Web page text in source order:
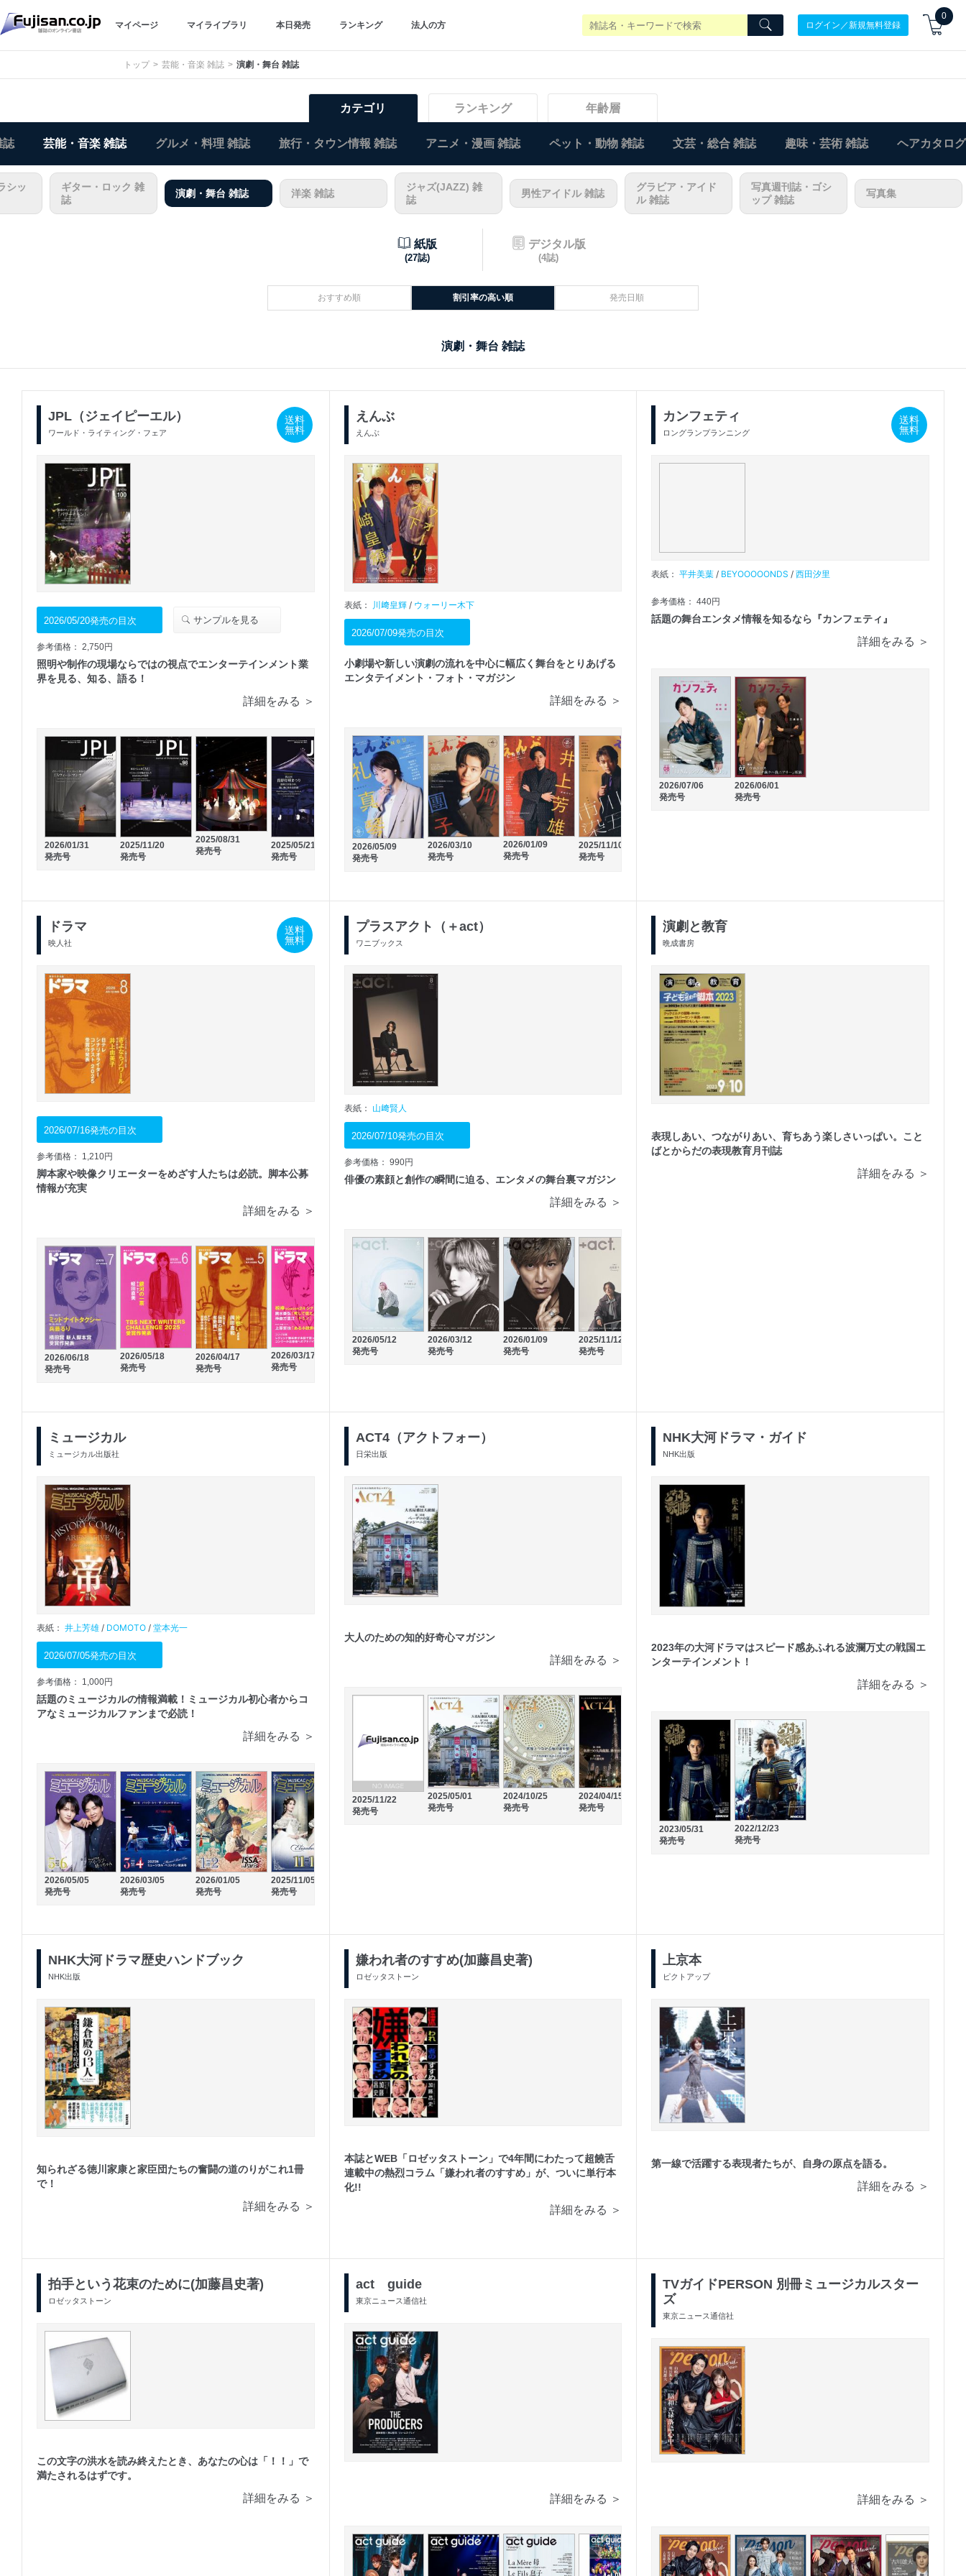
マイページ マイライブラリ 本日発売 ランキング 法人の方 ログイン／新規無料登録
0
トップ 芸能・音楽 雑誌 演劇・舞台 雑誌
カテゴリ ランキング 年齢層
誌 芸能・音楽 雑誌 グルメ・料理 雑誌 旅行・タウン情報 雑誌 アニメ・漫画 雑誌 ペット・動物 雑誌 文芸・総合 雑誌 趣味・芸術 雑誌 ヘアカタロ
シッ
ギター・ロック 雑
誌
演劇・舞台 雑誌 洋楽 雑誌
ジャズ(JAZZ) 雑
誌
男性アイドル 雑誌
グラビア・アイド
ル 雑誌
写真週刊誌・ゴシ
ップ 雑誌
写真集
紙版
(27誌)
デジタル版
(4誌)
おすすめ順 割引率の高い順 発売日順
演劇・舞台 雑誌
JPL（ジェイピーエル）
ワールド・ライティング・フェア
送料
無料
2026/05/20発売の目次 サンプルを見る
参考価格： 2,750円
照明や制作の現場ならではの視点でエンターテインメント業
界を見る、知る、語る！
詳細をみる ＞
2026/01/31
発売号
2025/11/20
発売号
2025/08/31
発売号
2025/05/21
発売号
2025/01/31
発売号
2024/08/31
発売号
えんぶ
えんぶ
表紙： 川﨑皇輝 / ウォーリー木下
2026/07/09発売の目次
小劇場や新しい演劇の流れを中心に幅広く舞台をとりあげる
エンタテイメント・フォト・マガジン
詳細をみる ＞
2026/05/09
発売号
2026/03/10
発売号
2026/01/09
発売号
2025/11/10
発売号
カンフェティ
ロングランプランニング
送料
無料
表紙：平井美葉 / BEYOOOOONDS /西田汐里
参考価格： 440円
話題の舞台エンタメ情報を知るなら『カンフェティ』
詳細をみる ＞
2026/07/06
発売号
2026/06/01
発売号
ドラマ
映人社
送料
無料
2026/07/16発売の目次
参考価格： 1,210円
脚本家や映像クリエーターをめざす人たちは必読。脚本公募
情報が充実
詳細をみる ＞
2026/06/18
発売号
2026/05/18
発売号
2026/04/17
発売号
2026/03/17
発売号
2026/02/17
2026/01/17
プラスアクト（＋act）
ワニブックス
表紙： 山﨑賢人
2026/07/10発売の目次
参考価格： 990円
俳優の素顔と創作の瞬間に迫る、エンタメの舞台裏マガジン
詳細をみる ＞
2026/05/12
発売号
2026/03/12
発売号
2026/01/09
発売号
2025/11/12
発売号
演劇と教育
晩成書房
表現しあい、つながりあい、育ちあう楽しさいっぱい。こと
ばとからだの表現教育月刊誌
詳細をみる ＞
ミュージカル
ミュージカル出版社
表紙： 井上芳雄 / DOMOTO / 堂本光一
2026/07/05発売の目次
参考価格： 1,000円
話題のミュージカルの情報満載！ミュージカル初心者からコ
アなミュージカルファンまで必読！
詳細をみる ＞
2026/05/05
発売号
2026/03/05
発売号
2026/01/05
発売号
2025/11/05
発売号
ACT4（アクトフォー）
日栄出版
大人のための知的好奇心マガジン
詳細をみる ＞
2025/11/22
発売号
2025/05/01
発売号
2024/10/25
発売号
2024/04/15
発売号
2023/11/15
発売号
2023/06/15
発売号
NHK大河ドラマ・ガイド
NHK出版
2023年の大河ドラマはスピード感あふれる波瀾万丈の戦国エ
ンターテインメント！
詳細をみる ＞
2023/05/31
発売号
2022/12/23
発売号
NHK大河ドラマ歴史ハンドブック
NHK出版
知られざる徳川家康と家臣団たちの奮闘の道のりがこれ1冊
で！
詳細をみる ＞
嫌われ者のすすめ(加藤昌史著)
ロゼッタストーン
本誌とWEB「ロゼッタストーン」で4年間にわたって超饒舌
連載中の熱烈コラム「嫌われ者のすすめ」が、ついに単行本
化!!
詳細をみる ＞
上京本
ピクトアップ
第一線で活躍する表現者たちが、自身の原点を語る。
詳細をみる ＞
拍手という花束のために(加藤昌史著)
ロゼッタストーン
この文字の洪水を読み終えたとき、あなたの心は「！！」で
満たされるはずです。
詳細をみる ＞
act guide
東京ニュース通信社
詳細をみる ＞
TVガイドPERSON 別冊ミュージカルスター
ズ
東京ニュース通信社
詳細をみる ＞